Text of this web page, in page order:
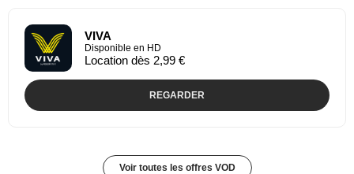
VIVA
Disponible en HD
Location dès 2,99 €
REGARDER
Voir toutes les offres VOD